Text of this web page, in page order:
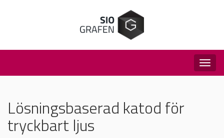
Lösningsbaserad katod för
tryckbart ljus